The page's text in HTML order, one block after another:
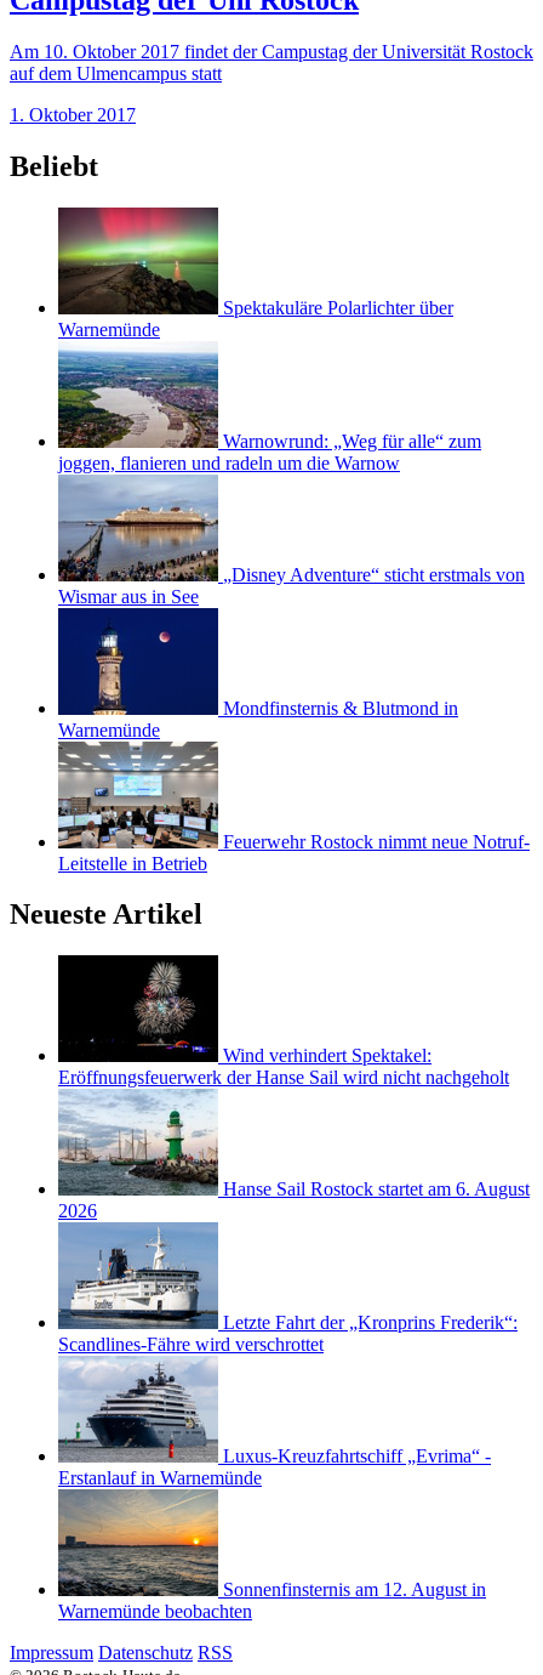
Am 10. Oktober 2017 findet der Campustag der Universität Rostock
auf dem Ulmencampus statt
1. Oktober 2017
Beliebt
Spektakuläre Polarlichter über
Warnemünde
Warnowrund: „Weg für alle“ zum
joggen, flanieren und radeln um die Warnow
„Disney Adventure“ sticht erstmals von
Wismar aus in See
Mondfinsternis & Blutmond in
Warnemünde
Feuerwehr Rostock nimmt neue Notruf-
Leitstelle in Betrieb
Neueste Artikel
Wind verhindert Spektakel:
Eröffnungsfeuerwerk der Hanse Sail wird nicht nachgeholt
Hanse Sail Rostock startet am 6. August
2026
Letzte Fahrt der „Kronprins Frederik“:
Scandlines-Fähre wird verschrottet
Luxus-Kreuzfahrtschiff „Evrima“ -
Erstanlauf in Warnemünde
Sonnenfinsternis am 12. August in
Warnemünde beobachten
Impressum Datenschutz RSS